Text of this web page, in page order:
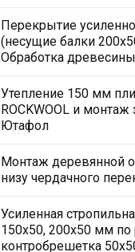
Перекрытие
(несущие балки
Обработка
Утепление 150 мм
ROCKWOOL и
Ютафол
Монтаж деревянной
низу чердачного
Усиленная
150х50, 200х50 мм по
контробрешетка